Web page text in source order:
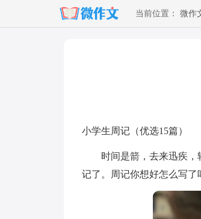
当前位置： 微作
小学生周记（优选15篇）
时间是箭，去来迅疾，转
记了。周记你想好怎么写了